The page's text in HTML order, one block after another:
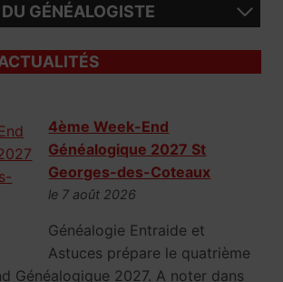
GÉNÉALOGISTE
4ème Week-End
Généalogique 2027 St
Georges-des-Coteaux
le 7 août 2026
Généalogie Entraide et
Astuces prépare le quatrième
Généalogique 2027. A noter dans